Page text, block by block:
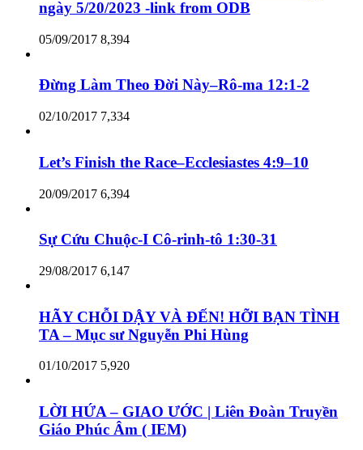
ngày 5/20/2023 -link from ODB
05/09/2017 8,394
Đừng Làm Theo Đời Này–Rô-ma 12:1-2
02/10/2017 7,334
Let’s Finish the Race–Ecclesiastes 4:9–10
20/09/2017 6,394
Sự Cứu Chuộc-I Cô-rinh-tô 1:30-31
29/08/2017 6,147
HÃY CHỖI DẬY VÀ ĐẾN! HỠI BẠN TÌNH
TA – Mục sư Nguyễn Phi Hùng
01/10/2017 5,920
LỜI HỨA – GIAO ƯỚC | Liên Đoàn Truyền
Giáo Phúc Âm ( IEM)